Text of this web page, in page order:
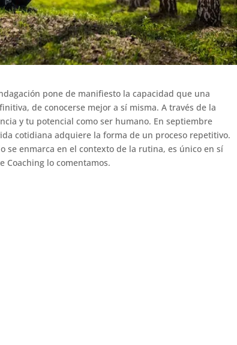
pone de manifiesto la capacidad que una
de conocerse mejor a sí misma. A través de la
y tu potencial como ser humano. En septiembre
cotidiana adquiere la forma de un proceso repetitivo.
se enmarca en el contexto de la rutina, es único en sí
Coaching lo comentamos.